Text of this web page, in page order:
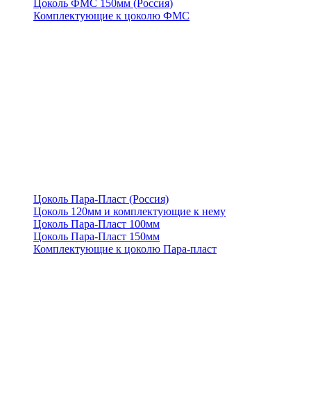
Цоколь ФМС 150мм (Россия)
Комплектующие к цоколю ФМС
Цоколь Пара-Пласт (Россия)
Цоколь 120мм и комплектующие к нему
Цоколь Пара-Пласт 100мм
Цоколь Пара-Пласт 150мм
Комплектующие к цоколю Пара-пласт